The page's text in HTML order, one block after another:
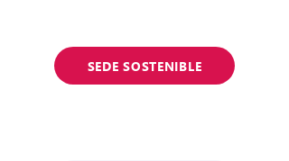
SEDE SOSTENIBLE